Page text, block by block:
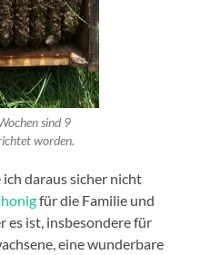
sind 9
worden.
daraus sicher nicht
für die Familie und
es ist, insbesondere für
eine wunderbare